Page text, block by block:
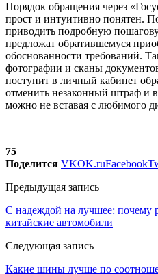
Порядок обращения через
прост и интуитивно понятен.
приводить подробную
предложат обратившемуся
обоснованности требований.
фотографии и сканы
поступит в личный кабинет
отменить незаконный штраф и
можно не вставая с любимого
75
Поделится VKOK.ruFacebook
Предыдущая запись
С надеждой на лучшее: почему
китайские автомобили
Следующая запись
Какие шины лучше по